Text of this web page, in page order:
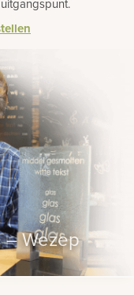
– Wezep